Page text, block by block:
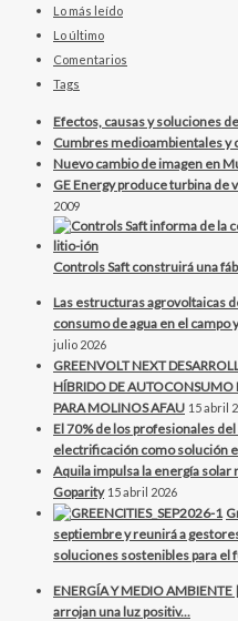
Lo más leído
Lo último
Comentarios
Tags
Efectos, causas y soluciones
Cumbres medioambientales
Nuevo cambio de imagen en
GE Energy produce turbina de
2009
Controls Saft construirá una
Las estructuras agrovoltaicas
consumo de agua en el
julio 2026
GREENVOLT NEXT
HÍBRIDO DE
PARA MOLINOS AFAU 15 abril
El 70% de los profesionales
electrificación como solución
Aquila impulsa la energía solar
Goparity 15 abril 2026
septiembre y reunirá a
soluciones sostenibles para
ENERGÍA Y MEDIO
arrojan una luz positiv...